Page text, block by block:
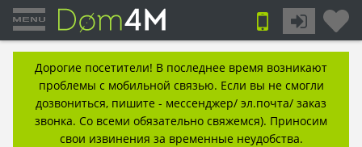
Дорогие посетители! В последнее время возникают
проблемы с мобильной связью. Если вы не смогли
дозвониться, пишите - мессенджер/ эл.почта/ заказ
звонка. Со всеми обязательно свяжемся). Приносим
свои извинения за временные неудобства.